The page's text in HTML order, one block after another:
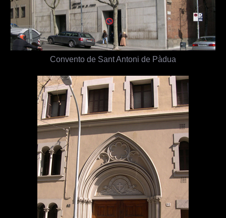
Convento de Sant Antoni de Pàdua